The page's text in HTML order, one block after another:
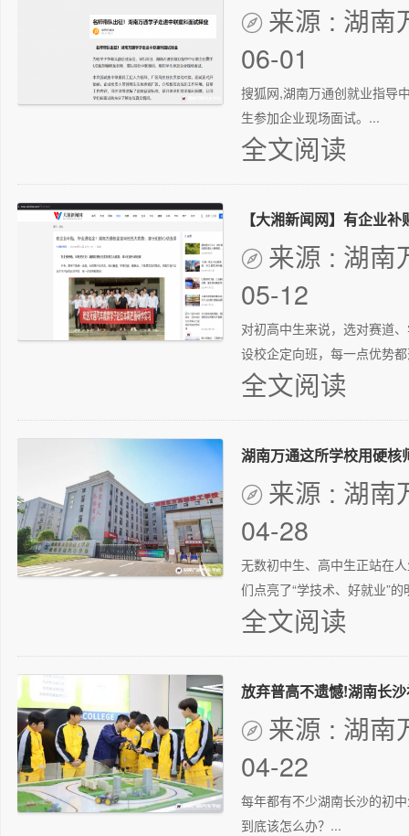
 来源 : 湖南
06-01
搜狐网,湖南万通创就业指导
生参加企业现场面试。...
全文阅读
 来源 : 湖南
05-12
对初高中生来说，选对赛道
设校企定向班，每一点优势
全文阅读
湖南万通这所学校用硬核
 来源 : 湖南
04-28
无数初中生、高中生正站在
们点亮了“学技术、好就业”
全文阅读
 来源 : 湖南
04-22
每年都有不少湖南长沙的初
到底该怎么办？...